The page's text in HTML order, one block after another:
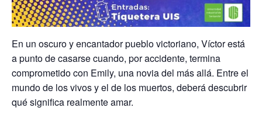
En un oscuro y encantador pueblo victoriano, Víctor está
a punto de casarse cuando, por accidente, termina
comprometido con Emily, una novia del más allá. Entre el
mundo de los vivos y el de los muertos, deberá descubrir
qué significa realmente amar.